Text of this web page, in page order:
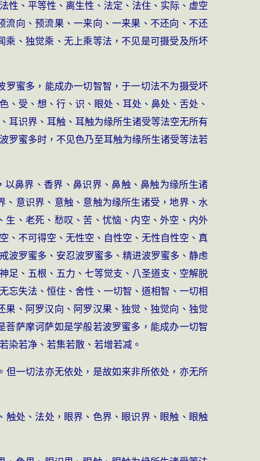
性、平等性、离生性、法定、法住、实际、虚空
向、预流果、一来向、一来果、不还向、不还
、独觉乘、无上乘等法，不见是可摄受及所坏
罗蜜多，能成办一切智智，于一切法不为摄受坏
、受、想、行、识、眼处、耳处、鼻处、舌处、
耳识界、耳触、耳触为缘所生诸受等法空无所有
罗蜜多时，不见色乃至耳触为缘所生诸受等法若
鼻界、香界、鼻识界、鼻触、鼻触为缘所生诸
意识界、意触、意触为缘所生诸受，地界、水
、老死、愁叹、苦、忧恼、内空、外空、内外
、不可得空、无性空、自性空、无性自性空、真
波罗蜜多、安忍波罗蜜多、精进波罗蜜多、静虑
足、五根、五力、七等觉支、八圣道支、空解脱
忘失法、恒住、舍性、一切智、道相智、一切相
、阿罗汉向、阿罗汉果、独觉、独觉向、独觉
萨摩诃萨如是学般若波罗蜜多，能成办一切智
染若净、若集若散、若增若减。
一切法亦无依处，是故如来非所依处，亦无所
处、法处，眼界、色界、眼识界、眼触、眼触